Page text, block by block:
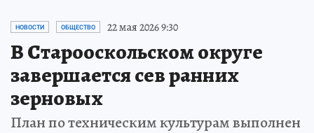
НОВОСТИ ОБЩЕСТВО 22 мая 2026 9:30
В Старооскольском округе
завершается сев ранних
зерновых
План по техническим культурам выполнен